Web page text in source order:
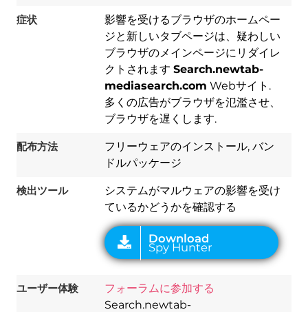
症状
影響を受けるブラウザのホームペー
ジと新しいタブページは、疑わしい
ブラウザのメインページにリダイレ
クトされます Search.newtab-
mediasearch.com Webサイト.
多くの広告がブラウザを氾濫させ、
ブラウザを遅くします.
配布方法
フリーウェアのインストール, バン
ドルパッケージ
検出ツール
システムがマルウェアの影響を受け
ているかどうかを確認する
Download
Spy Hunter
ユーザー体験
フォーラムに参加する
Search.newtab-